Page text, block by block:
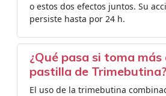
o estos dos efectos juntos. Su
persiste hasta por 24 h.
¿Qué pasa si toma más
pastilla de Trimebutina?
El uso de la trimebutina